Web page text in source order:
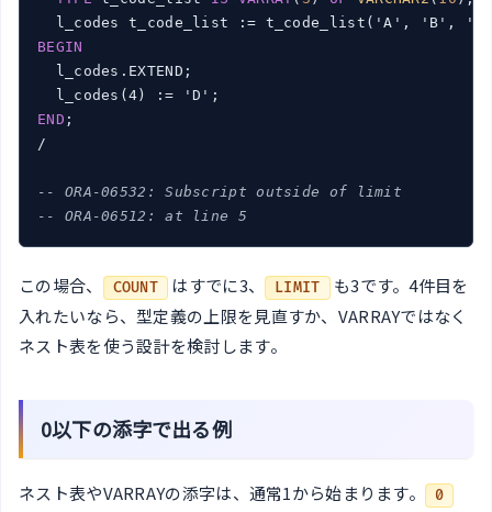
BEGIN
  l_codes.EXTEND;
END ;
/
-- ORA-06532: Subscript outside of limit
-- ORA-06512: at line 5
この場合、 COUNT はすでに3、 LIMIT
も3です。4件目を
入れたいなら、型定義の上限を見直すか、VARRAYではなく
ネスト表を使う設計を検討します。
0以下の添字で出る例
ネスト表やVARRAYの添字は、通常1から始まります。 0